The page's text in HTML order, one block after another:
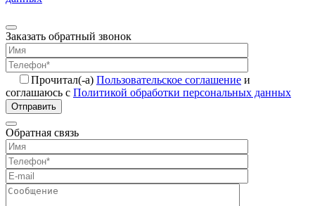
Заказать обратный звонок
Прочитал(-а) Пользовательское соглашение и
соглашаюсь с Политикой обработки персональных данных
Отправить
Обратная связь